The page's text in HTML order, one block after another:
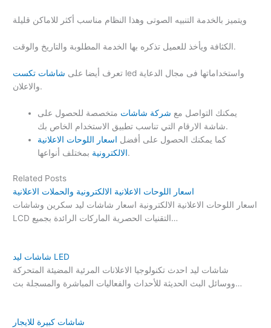
ويتميز بالخدمة التنبيه الصوتى وهذا النظام مناسب أكثر للاماكن قليلة
الكثافة ويأخذ للعميل تذكره بها الخدمة المطلوبة والتاريخ والوقت.
تعرف أيضا على شاشات تكست
led واستخداماتها فى مجال الدعاية
والاعلان.
يمكنك التواصل مع شركة شاشات متخصصة للحصول على
شاشة الارقام التي تناسب تطبيق الاستخدام الخاص بك.
كما يمكنك الحصول على أفضل اسعار اللوحات الاعلانية
الالكترونيةبمختلف أنواعها.
Related Posts
اسعار اللوحات الاعلانية الالكترونية والحملات الاعلانية
اسعار اللوحات الاعلانية الالكترونية اسعار شاشات ليد سكرين وشاشات
LCD التقنيات الحصرية الماركات الرائدة بجميع…
شاشات ليد LED
شاشات ليد احدث تكنولوجيا الاعلانات المرئية المضيئة المتحركة
ووسائل البث الحديثة للأحداث والفعاليات المباشرة والمسجلة بث…
شاشات كبيرة للايجار